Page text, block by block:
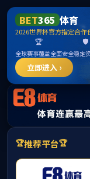
******
首页